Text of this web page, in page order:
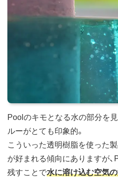
Poolのキモとなる水の部分を
ルーがとても印象的。
こういった透明樹脂を使った
が好まれる傾向にありますが
残すことで水に溶け込む空気